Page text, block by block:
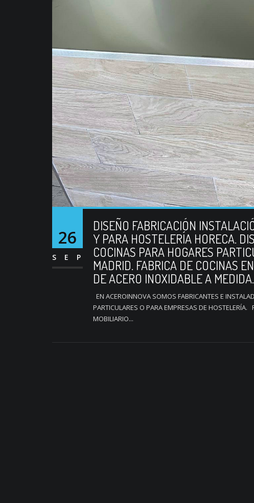
26
SEP
DISEÑO FABRICACIÓN
Y PARA HOSTELERÍA HORECA.
COCINAS PARA HOGARES
MADRID. FABRICA DE COCINAS
DE ACERO INOXIDABLE A MEDIDA.
EN ACEROINNOVA SOMOS FABRICANTES E
PARTICULARES O PARA EMPRESAS DE
MOBILIARIO...